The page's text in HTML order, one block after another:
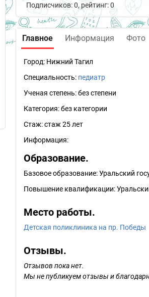
Подписчиков: 0, рейтинг: 0
Главное Информация Фото
Город: Нижний Тагил
Специальность: педиатр
Ученая степень:без степени
Категория:без категории
Стаж:стаж 25 лет
Информация:
Образование.
Базовое образование: Уральский
Повышение квалификации:
Место работы.
Детская поликлиника на пр. Победы
Отзывы.
Отзывов пока нет.
Мы не публикуем отзывы и